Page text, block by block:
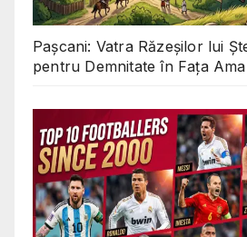
Pașcani: Vatra Răzeșilor lui
pentru Demnitate în Fața